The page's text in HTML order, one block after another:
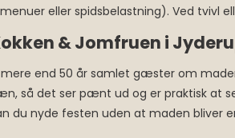
eller spidsbelastning). Ved tvivl
& Jomfruen i
end 50 år samlet gæster om
så det ser pænt ud og er praktisk at
du nyde festen uden at maden bliver